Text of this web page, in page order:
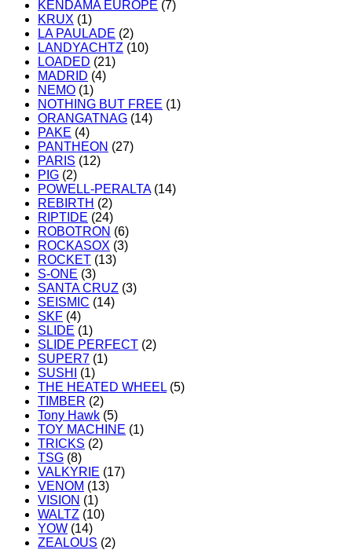
KENDAMA EUROPE (7)
KRUX (1)
LA PAULADE (2)
LANDYACHTZ (10)
LOADED (21)
MADRID (4)
NEMO (1)
NOTHING BUT FREE (1)
ORANGATNAG (14)
PAKE (4)
PANTHEON (27)
PARIS (12)
PIG (2)
POWELL-PERALTA (14)
REBIRTH (2)
RIPTIDE (24)
ROBOTRON (6)
ROCKASOX (3)
ROCKET (13)
S-ONE (3)
SANTA CRUZ (3)
SEISMIC (14)
SKF (4)
SLIDE (1)
SLIDE PERFECT (2)
SUPER7 (1)
SUSHI
(1)
THE HEATED WHEEL (5)
TIMBER (2)
Tony Hawk (5)
TOY MACHINE (1)
TRICKS (2)
TSG (8)
VALKYRIE (17)
VENOM (13)
VISION (1)
WALTZ (10)
YOW (14)
ZEALOUS (2)